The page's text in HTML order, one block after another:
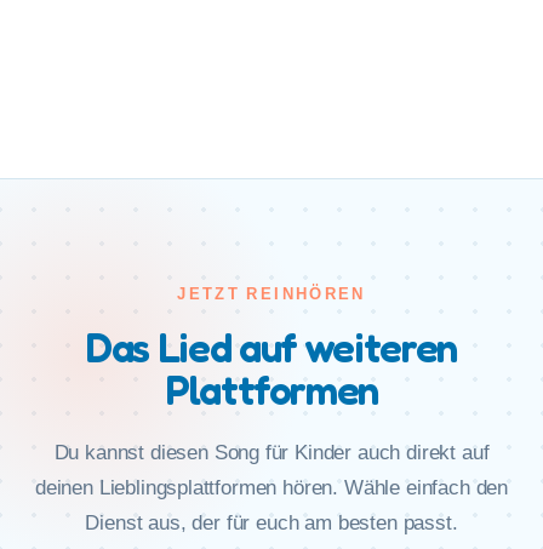
JETZT REINHÖREN
Das Lied auf weiteren
Plattformen
Du kannst diesen Song für Kinder auch direkt auf
deinen Lieblingsplattformen hören. Wähle einfach den
Dienst aus, der für euch am besten passt.